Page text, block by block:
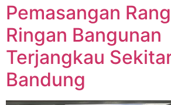
Pemasangan
Ringan Bangunan
Terjangkau
Bandung